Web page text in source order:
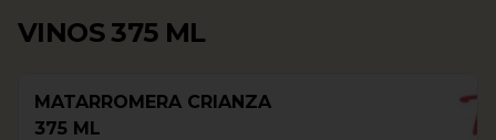
VINOS 375 ML
MATARROMERA CRIANZA
375 ML